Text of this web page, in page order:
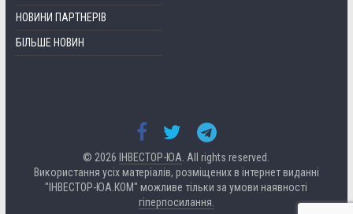
НОВИНИ ПАРТНЕРІВ
БІЛЬШЕ НОВИН
© 2026 ІНВЕСТОР-ЮА. All rights reserved.
Використання усіх матеріалів, розміщених в інтернет виданні
"ІНВЕСТОР-ЮА.КОМ" можливе тільки за умови наявності
гіперпосилання.